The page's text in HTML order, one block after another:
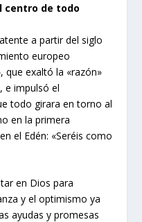
centro de todo
a partir del siglo
europeo
que exaltó la «razón»
e impulsó el
todo girara en torno al
en la primera
el Edén: «Seréis como
en Dios para
y el optimismo ya
ayudas y promesas